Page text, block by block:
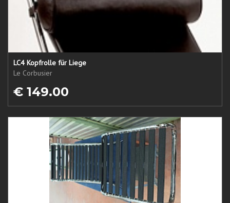
LC4 Kopfrolle für Liege
Le Corbusier
€ 149.00